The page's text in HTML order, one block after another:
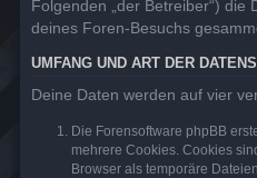
Folgenden „der Betreiber“) die
deines Foren-Besuchs
UMFANG UND ART DER
Deine Daten werden auf vier
Die Forensoftware phpBB
mehrere Cookies. Cookies
Browser als temporäre